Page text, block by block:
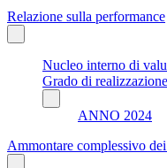
Relazione sulla performance
Nucleo interno di
Grado di
ANNO 2024
Ammontare complessivo